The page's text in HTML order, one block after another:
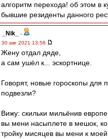
алгоритм перехода! об этом в
бывшие резиденты данного
_Nik_
-
30 авг 2021 13:58
Жену отдал дяде,
а сам ушёл к... эскортнице.
Говорят, новые гороскопы для
подвезли?
Вижу: скильки мильёнив
вы мени насыплете в мешок,
тройку мисяцев вы мени к